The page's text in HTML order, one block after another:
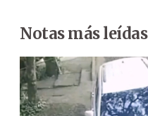
Notas más leídas